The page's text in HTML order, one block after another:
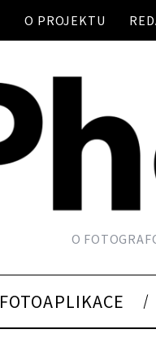
O PROJEKTU
O
FOTOAPLIKACE